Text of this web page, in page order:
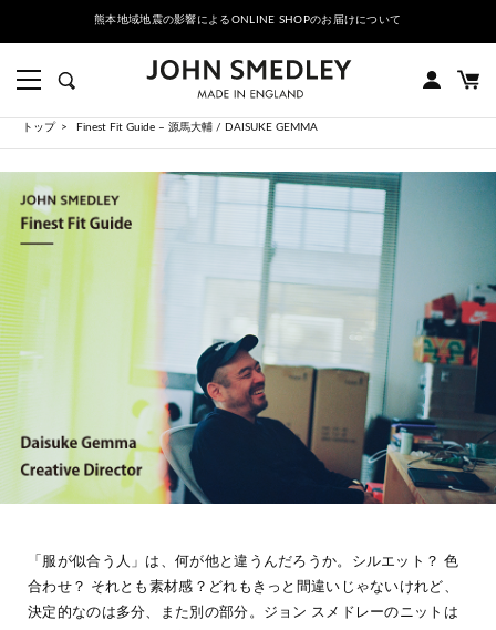
のお届けについて PRE ORDER｜2026秋冬コレクション先
トップ Finest Fit Guide – 源馬大輔 / DAISUKE GEMMA
「服が似合う人」は、何が他と違うんだろうか。シルエット？ 色
合わせ？ それとも素材感？どれもきっと間違いじゃないけれど、
決定的なのは多分、また別の部分。ジョン スメドレーのニットは